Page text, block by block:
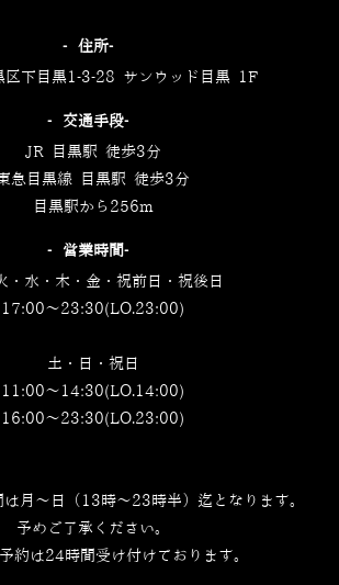
‐住所‐
区下目黒1-3-28 サンウッド目黒 1F
‐交通手段‐
JR 目黒駅 徒歩3分
急目黒線 目黒駅 徒歩3分
目黒駅から256m
‐営業時間‐
・水・木・金・祝前日・祝後日
17:00～23:30(LO.23:00)
土・日・祝日
11:00～14:30(LO.14:00)
16:00～23:30(LO.23:00)
は月～日（13時～23時半）迄となります。
予めご了承ください。
約は24時間受け付けております。